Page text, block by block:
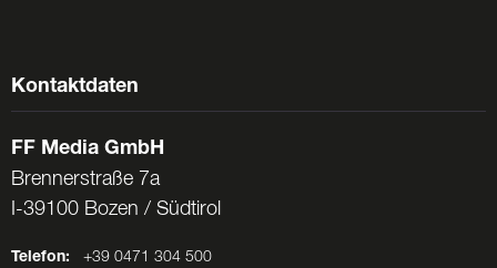
Kontaktdaten
FF Media GmbH
Brennerstraße 7a
I-39100 Bozen / Südtirol
Telefon: +39 0471 304 500